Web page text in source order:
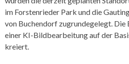
im Forstenrieder Park und die
von Buchendorf zugrundegelegt.
einer KI-Bildbearbeitung auf der
kreiert.